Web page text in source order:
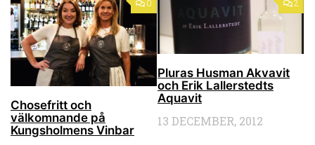
0
Chosefritt och
välkomnande på
Kungsholmens Vinbar
2
Pluras Husman Akvavit
och Erik Lallerstedts
Aquavit
13 DECEMBER, 2012